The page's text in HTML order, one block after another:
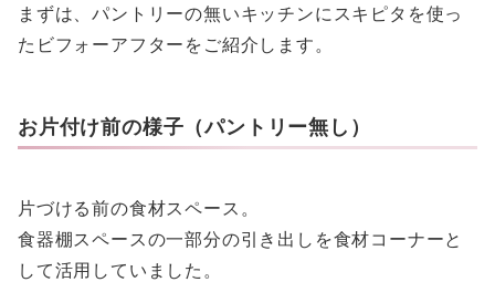
まずは、パントリーの無いキッチンにスキピタを使っ
たビフォーアフターをご紹介します。
お片付け前の様子（パントリー無し）
片づける前の食材スペース。
食器棚スペースの一部分の引き出しを食材コーナーと
して活用していました。